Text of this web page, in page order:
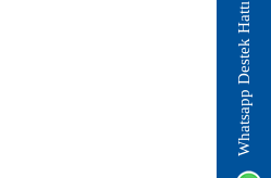
Whatsapp Destek Hattı